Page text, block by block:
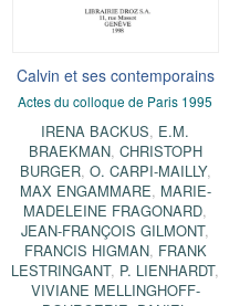
Calvin et ses contemporains
Actes du colloque de Paris 1995
IRENA BACKUS, E.M.
BRAEKMAN, CHRISTOPH
BURGER, O. CARPI-MAILLY,
MAX ENGAMMARE, MARIE-
MADELEINE FRAGONARD,
JEAN-FRANÇOIS GILMONT,
FRANCIS HIGMAN, FRANK
LESTRINGANT, P. LIENHARDT,
VIVIANE MELLINGHOFF-